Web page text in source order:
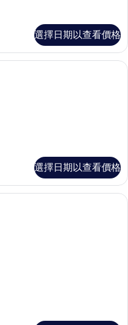
選擇日期以查看價格
級寢具、書桌、遮光布/窗簾、免費
選擇日期以查看價格
指定房型-無停車位 | 高級寢具、書